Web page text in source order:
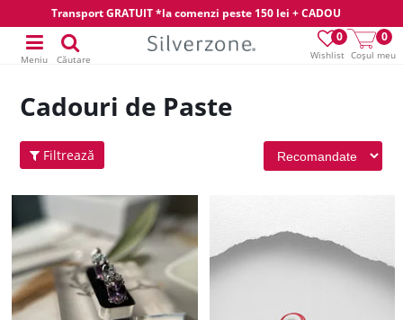
Transport GRATUIT *la comenzi peste 150 lei + CADOU
Wishlist
0
Coșul meu
0
Meniu Căutare
Cadouri de Paste
Filtrează